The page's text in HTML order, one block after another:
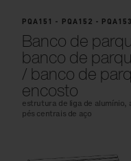
PQA151 - PQA152 -
Banco de
banco de
/ banco de
encosto
estrutura de liga de alumínio,
pés centrais de aço